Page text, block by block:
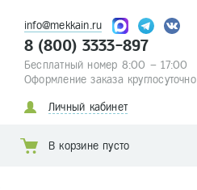
info@mekkain.ru
8 (800) 3333-897
Бесплатный номер 8:00 – 17:00
Оформление заказа круглосуточно
Личный кабинет
В корзине пусто